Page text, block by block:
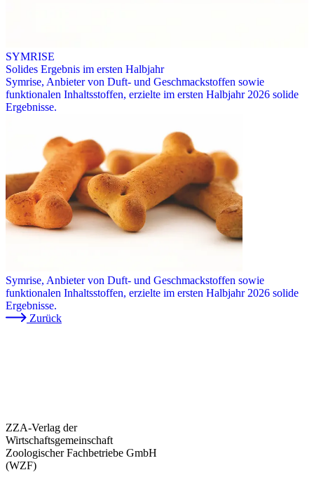
SYMRISE
Solides Ergebnis im ersten Halbjahr
Symrise, Anbieter von Duft- und Geschmackstoffen sowie
funktionalen Inhaltsstoffen, erzielte im ersten Halbjahr 2026 solide
Ergebnisse.
Symrise, Anbieter von Duft- und Geschmackstoffen sowie
funktionalen Inhaltsstoffen, erzielte im ersten Halbjahr 2026 solide
Ergebnisse.
Zurück
ZZA-Verlag der
Wirtschaftsgemeinschaft
Zoologischer Fachbetriebe GmbH
(WZF)